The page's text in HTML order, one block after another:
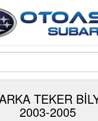
TEKER
2003-2005